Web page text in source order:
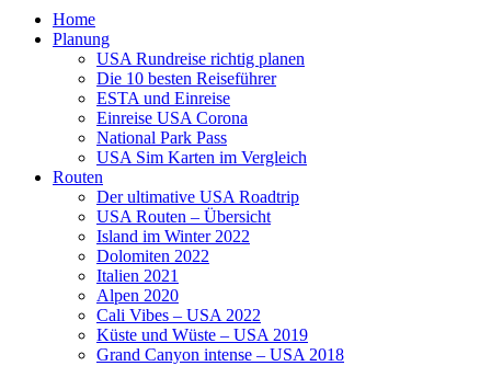
Home
Planung
USA Rundreise richtig planen
Die 10 besten Reiseführer
ESTA und Einreise
Einreise USA Corona
National Park Pass
USA Sim Karten im Vergleich
Routen
Der ultimative USA Roadtrip
USA Routen – Übersicht
Island im Winter 2022
Dolomiten 2022
Italien 2021
Alpen 2020
Cali Vibes – USA 2022
Küste und Wüste – USA 2019
Grand Canyon intense – USA 2018